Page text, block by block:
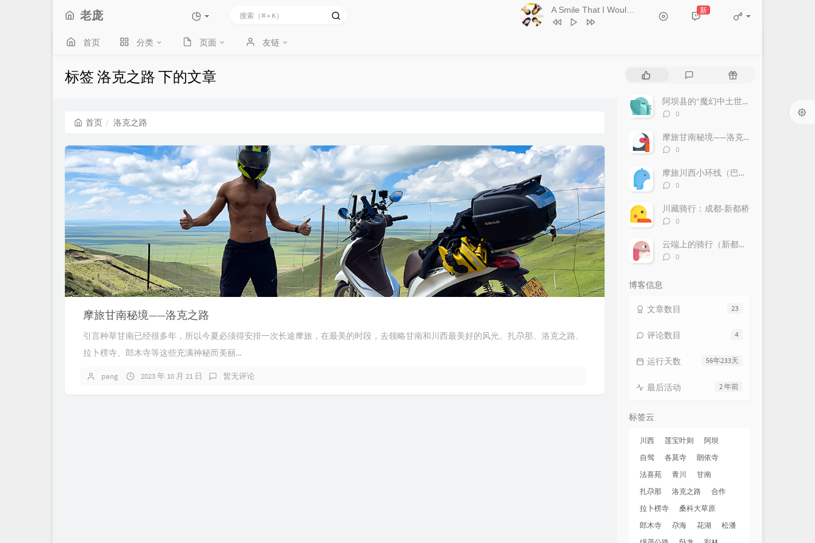
老庞
- Kitti Kuremanee
1
Ticket (Day Trip)
Kitti Kuremanee
刘昊霖
厘小白
Tom Rosenthal
8 情人知己 叶蒨文
9 当初就不该学php 黄灰红
新
首页 分类 页面 友链
标签 洛克之路 下的文章
首页 洛克之路
摩旅甘南秘境——洛克之路
引言种草甘南已经很多年，所以今夏必须得安排一次长途摩旅，在最美的时段，去领略甘南和川西最美好的风光。扎尕那、洛克之路、
拉卜楞寺、郎木寺等这些充满神秘而美丽...
pang 2023 年 10 月 21 日 暂无评论
章
评
随
文阿坝县的“魔幻中土世界”——莲宝叶则
评
数：
0
摩旅甘南秘境——洛克之路
评
数：
0
摩旅川西小环线（巴郎山、夹金山）
评
数：
0
川藏骑行：成都-新都桥
评
数：
0
云端上的骑行（新都桥-理塘）
评
0
博客信息
23
文章数目
4
评论数目
56年233天
运行天数
2 年前
最后活动
标签云
川西 莲宝叶则
阿坝
自驾
各莫寺
朗依寺
法喜苑
青川
甘南
扎尕那
洛克之路
合作
拉卜楞寺
桑科大草原
郎木寺
尕海 花湖
松潘